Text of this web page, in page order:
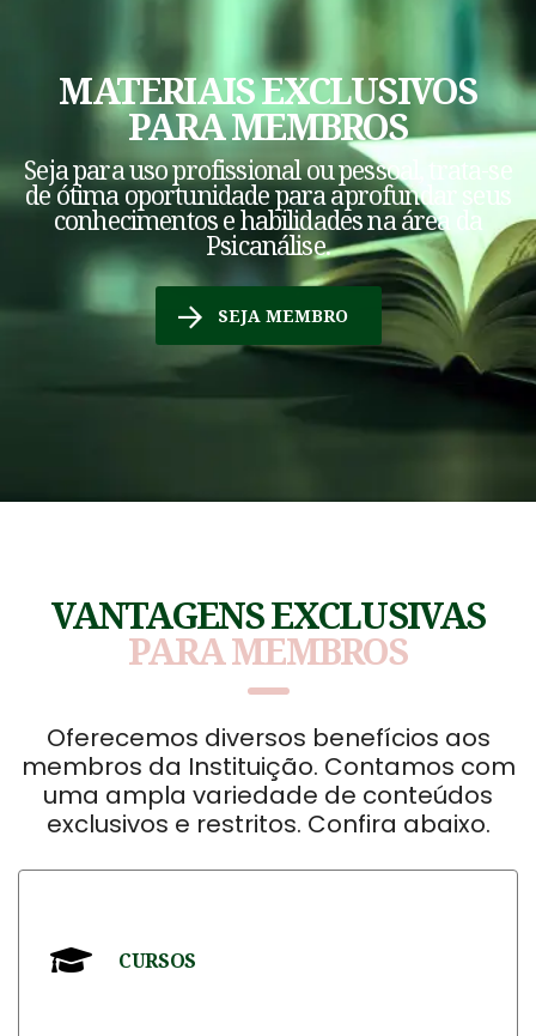
MATERIAIS EXCLUSIVOS
PARA MEMBROS
Seja para uso profissional ou pessoal, trata-se
de ótima oportunidade para aprofundar seus
conhecimentos e habilidades na área da
Psicanálise.
SEJA MEMBRO
VANTAGENS EXCLUSIVAS
PARA MEMBROS
Oferecemos diversos benefícios aos
membros da Instituição. Contamos com
uma ampla variedade de conteúdos
exclusivos e restritos. Confira abaixo.
CURSOS